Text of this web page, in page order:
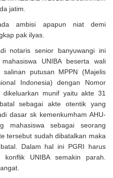
jatim.
ambisi apapun niat demi
pak ilyas.
notaris senior banyuwangi ini
UNIBA beserta wali
putusan MPPN (Majelis
Indonesia) dengan Nomor
dikeluarkan munif yaitu akte 31
sebagai akte otentik yang
dasar sk kemenkumham AHU-
mahasiswa sebagai seorang
tersebut sudah dibatalkan maka
Dalam hal ini PGRI harus
UNIBA semakin parah.